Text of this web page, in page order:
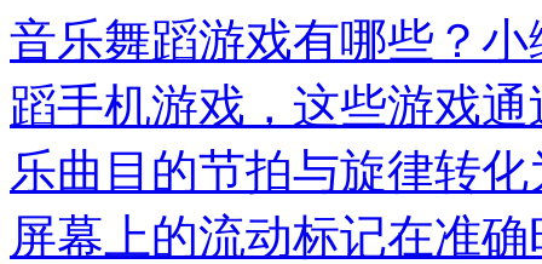
音乐舞蹈游戏有哪些？
蹈手机游戏，这些游戏
乐曲目的节拍与旋律转
屏幕上的流动标记在准